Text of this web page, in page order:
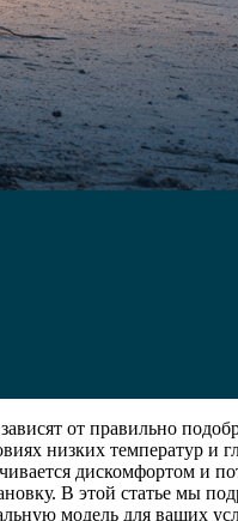
от правильно
низких температур и
дискомфортом и
В этой статье мы
модель для ваших